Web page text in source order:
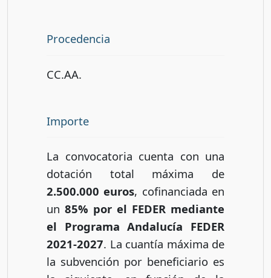
Procedencia
CC.AA.
Importe
La convocatoria cuenta con una
dotación total máxima de
2.500.000 euros, cofinanciada en
un 85% por el FEDER mediante
el Programa Andalucía FEDER
2021-2027. La cuantía máxima de
la subvención por beneficiario es